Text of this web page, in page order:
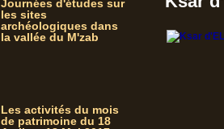
Journées d'études sur
les sites
archéologiques dans
la vallée du M'zab
Les activités du mois
de patrimoine du 18